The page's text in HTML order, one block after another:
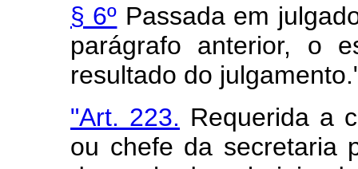
§ 6º Passada em
parágrafo anterior, o
resultado do
"Art. 223. Requerida a
ou chefe da secretaria